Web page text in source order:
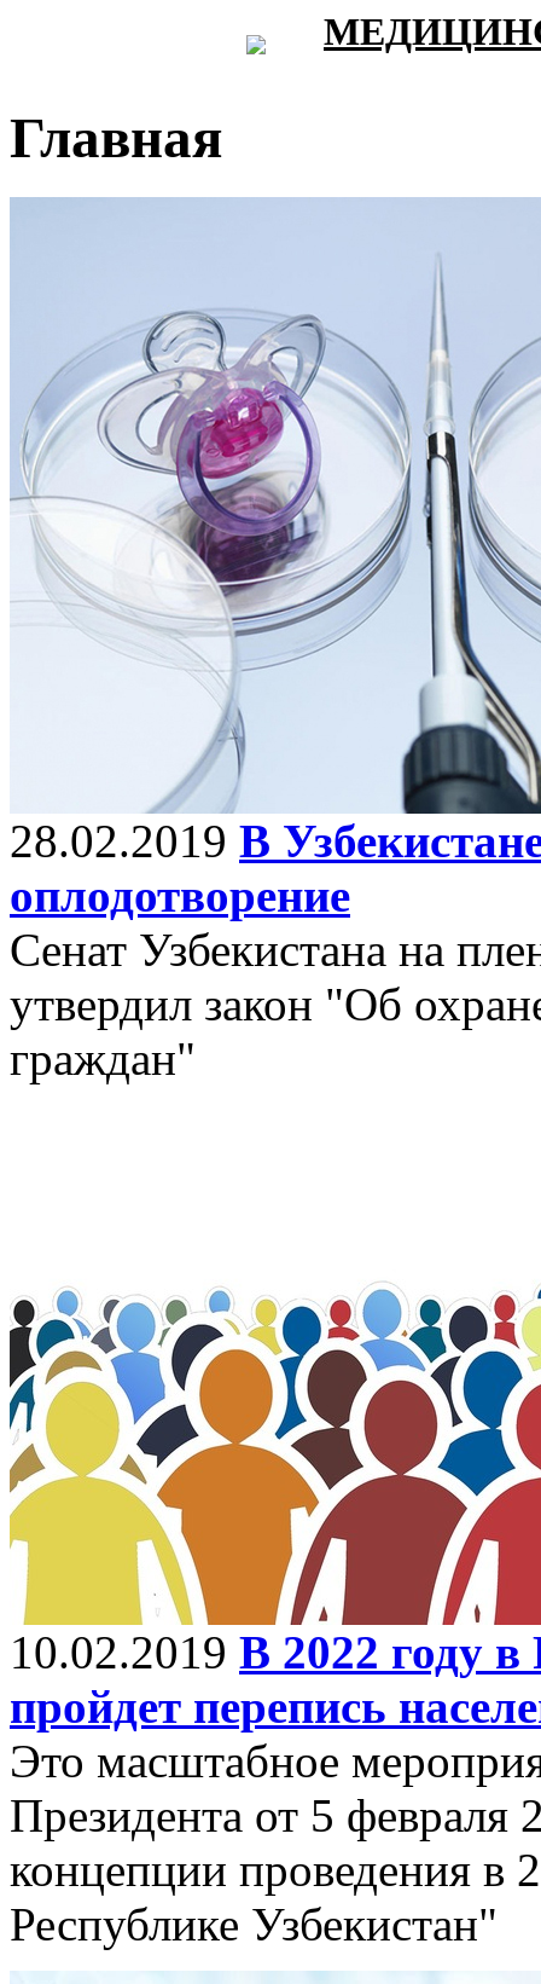
Главная
28.02.2019 В
оплодотворение
Сенат Узбекистана на
утвердил закон "Об
граждан"
10.02.2019 В 2022 году в
пройдет перепись
Это масштабное
Президента от 5
концепции проведения в
Республике Узбекистан"